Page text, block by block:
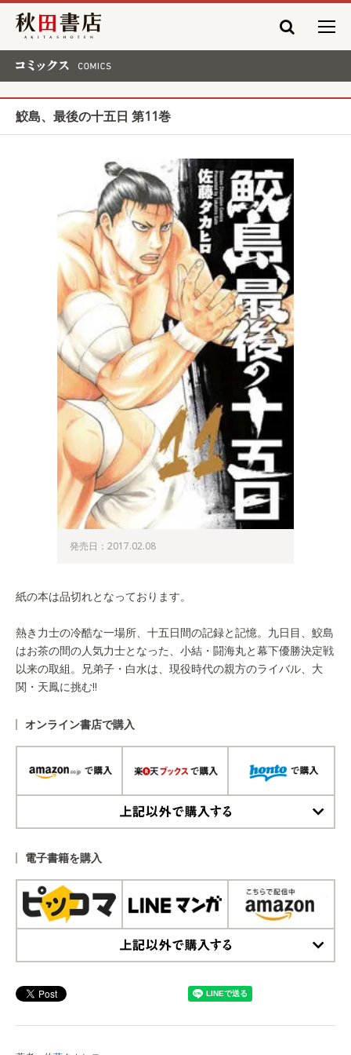
秋田書店
鮫島、最後の十五日 第11巻
発売日：2017.02.08
紙の本は品切れとなっております。
熱き力士の冷酷な一場所、十五日間の記録と記憶。九日目、鮫島
はお茶の間の人気力士となった、小結・闘海丸と幕下優勝決定戦
以来の取組。兄弟子・白水は、現役時代の親方のライバル、大
関・天鳳に挑む!!
オンライン書店で購入
電子書籍を購入